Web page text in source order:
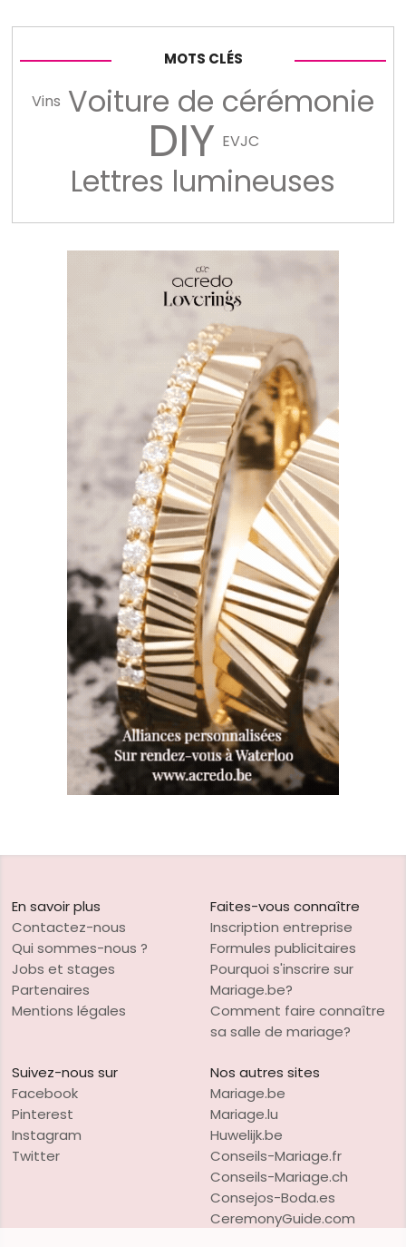
MOTS CLÉS
Vins Voiture de cérémonie
DIY EVJC
Lettres lumineuses
En savoir plus
Contactez-nous
Qui sommes-nous ?
Jobs et stages
Partenaires
Mentions légales
Faites-vous connaître
Inscription entreprise
Formules publicitaires
Pourquoi s'inscrire sur
Mariage.be?
Comment faire connaître
sa salle de mariage?
Suivez-nous sur
Facebook
Pinterest
Instagram
Twitter
Nos autres sites
Mariage.be
Mariage.lu
Huwelijk.be
Conseils-Mariage.fr
Conseils-Mariage.ch
Consejos-Boda.es
CeremonyGuide.com